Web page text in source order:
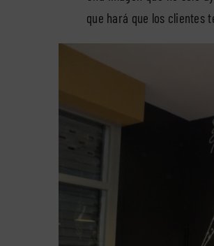
que hará que los clientes